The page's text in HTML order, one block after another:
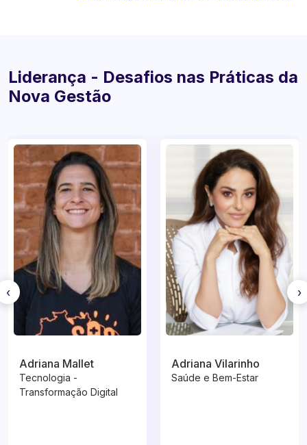
Liderança - Desafios nas Práticas da
Adriana Mallet
Tecnologia -
Adriana Vilarinho